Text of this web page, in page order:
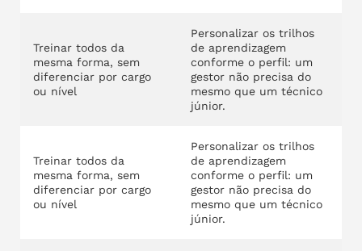
Treinar todos da
mesma forma, sem
diferenciar por cargo
ou nível
Personalizar os trilhos
de aprendizagem
conforme o perfil: um
gestor não precisa do
mesmo que um técnico
júnior.
Treinar todos da
mesma forma, sem
diferenciar por cargo
ou nível
Personalizar os trilhos
de aprendizagem
conforme o perfil: um
gestor não precisa do
mesmo que um técnico
júnior.